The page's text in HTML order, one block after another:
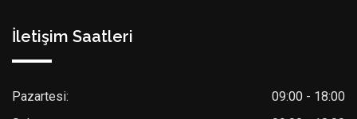
İletişim Saatleri
Pazartesi:
09:00 - 18:00